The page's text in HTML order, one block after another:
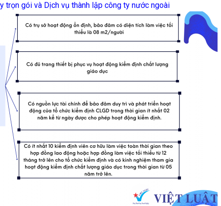
trọn gói và Dịch vụ thành lập công ty nước ngoài